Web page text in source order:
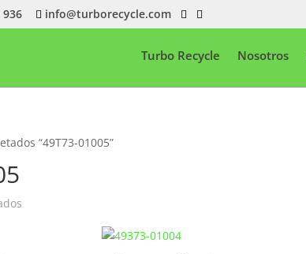
936 info@turborecycle.com
Turbo Recycle Nosotros
“49T73-01005”